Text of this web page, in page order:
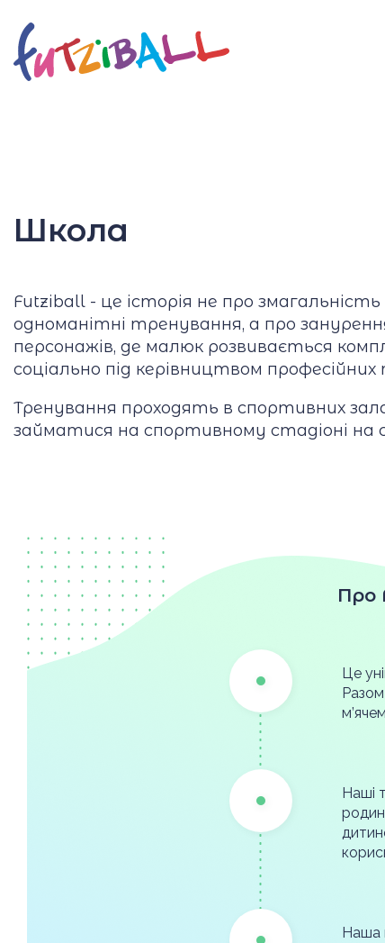
Школа
Futziball - це історія не про
одноманітні тренування, а про
персонажів, де малюк розвивається
соціально під керівництвом професійних
Тренування проходять в спортивних
займатися на спортивному стадіоні на
Про
Це
Наші
Наша